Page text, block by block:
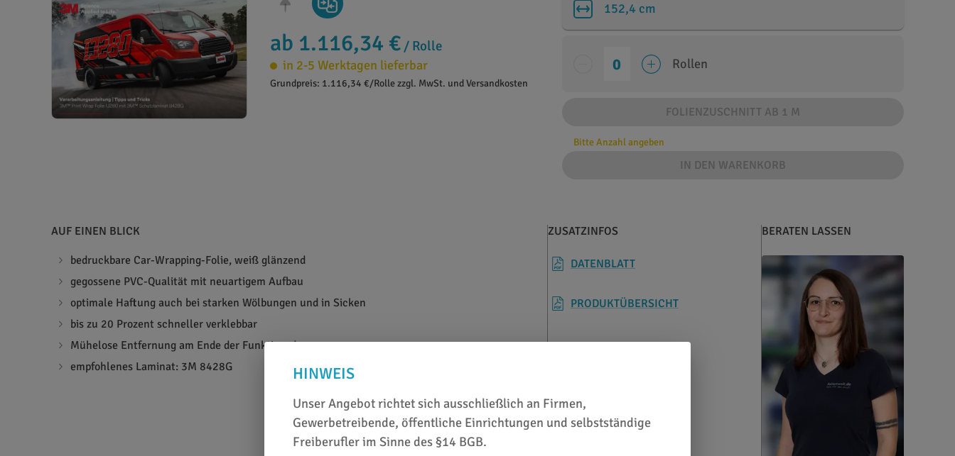
ab 1.116,34 € / Rolle
in 2-5 Werktagen lieferbar
Grundpreis: 1.116,34 €/Rolle zzgl. MwSt. und Versandkosten
152,4 cm
Rollen
FOLIENZUSCHNITT AB 1 M
Bitte Anzahl angeben
IN DEN WARENKORB
AUF EINEN BLICK
bedruckbare Car-Wrapping-Folie, weiß glänzend
gegossene PVC-Qualität mit neuartigem Aufbau
optimale Haftung auch bei starken Wölbungen und in Sicken
bis zu 20 Prozent schneller verklebbar
Mühelose Entfernung am Ende der Funktionsdauer
empfohlenes Laminat: 3M 8428G
ZUSATZINFOS
DATENBLATT
PRODUKTÜBERSICHT
BERATEN LASSEN
HINWEIS
Unser Angebot richtet sich ausschließlich an Firmen,
Gewerbetreibende, öffentliche Einrichtungen und selbstständige
Freiberufler im Sinne des §14 BGB.